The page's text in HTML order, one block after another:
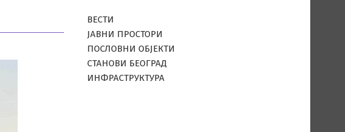
ВЕСТИ
ЈАВНИ ПРОСТОРИ
ПОСЛОВНИ ОБЈЕКТИ
СТАНОВИ БЕОГРАД
ИНФРАСТРУКТУРА